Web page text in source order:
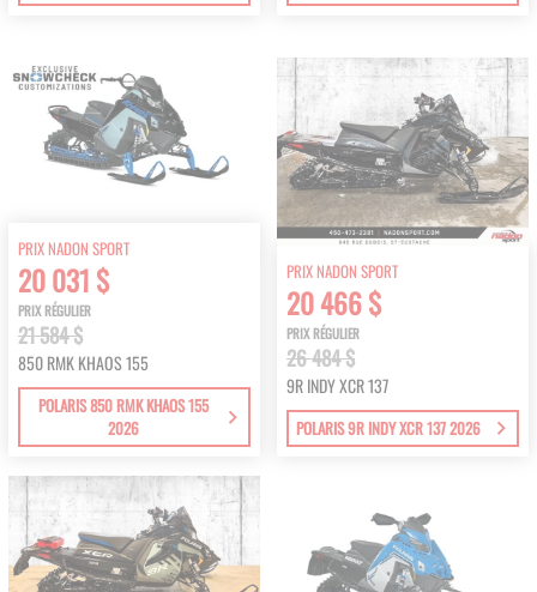
PRIX NADON SPORT
20 031 $
PRIX RÉGULIER
21 584 $
850 RMK KHAOS 155
POLARIS 850 RMK KHAOS 155
2026
PRIX NADON SPORT
20 466 $
PRIX RÉGULIER
26 484 $
9R INDY XCR 137
POLARIS 9R INDY XCR 137 2026